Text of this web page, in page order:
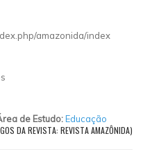
amazonida/index
de Estudo:Educação
DA REVISTA: REVISTA AMAZÔNIDA)